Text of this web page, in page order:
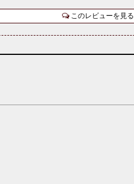
このレビューを見る